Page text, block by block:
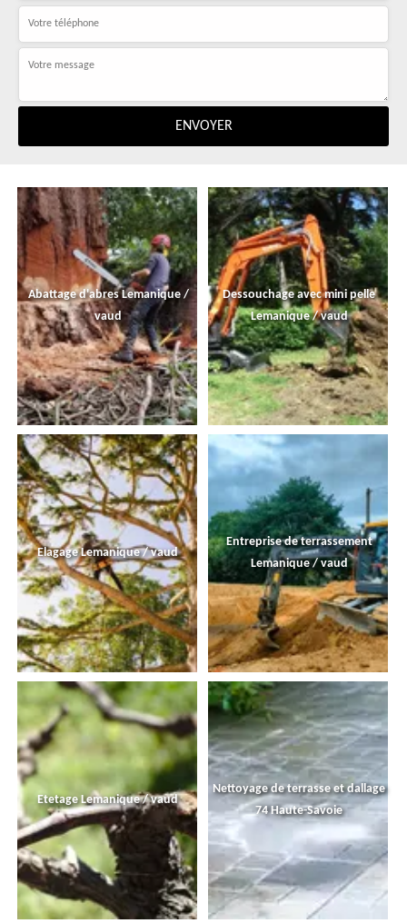
Abattage d'abres Lemanique /
vaud
Dessouchage avec mini pelle
Lemanique / vaud
Elagage Lemanique / vaud
Entreprise de terrassement
Lemanique / vaud
Etetage Lemanique / vaud
Nettoyage de terrasse et dallage
74 Haute-Savoie